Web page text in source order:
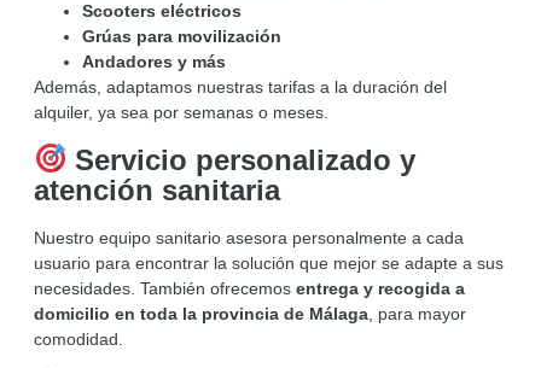
Scooters eléctricos
Grúas para movilización
Andadores y más
Además, adaptamos nuestras tarifas a la duración del
alquiler, ya sea por semanas o meses.
Servicio personalizado y
atención sanitaria
Nuestro equipo sanitario asesora personalmente a cada
usuario para encontrar la solución que mejor se adapte a sus
necesidades. También ofrecemos entrega y recogida a
domicilio en toda la provincia de Málaga, para mayor
comodidad.